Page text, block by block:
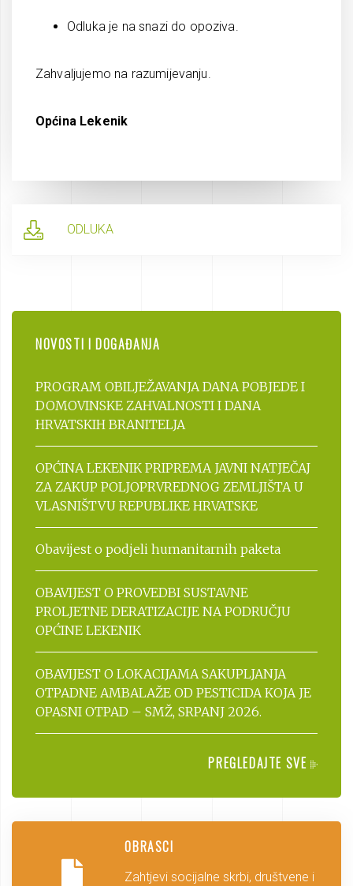
Odluka je na snazi do opoziva.
Zahvaljujemo na razumijevanju.
Općina Lekenik
ODLUKA
NOVOSTI I DOGAĐANJA
PROGRAM OBILJEŽAVANJA DANA POBJEDE I
DOMOVINSKE ZAHVALNOSTI I DANA
HRVATSKIH BRANITELJA
OPĆINA LEKENIK PRIPREMA JAVNI NATJEČAJ
ZA ZAKUP POLJOPRVREDNOG ZEMLJIŠTA U
VLASNIŠTVU REPUBLIKE HRVATSKE
Obavijest o podjeli humanitarnih paketa
OBAVIJEST O PROVEDBI SUSTAVNE
PROLJETNE DERATIZACIJE NA PODRUČJU
OPĆINE LEKENIK
OBAVIJEST O LOKACIJAMA SAKUPLJANJA
OTPADNE AMBALAŽE OD PESTICIDA KOJA JE
OPASNI OTPAD – SMŽ, SRPANJ 2026.
PREGLEDAJTE SVE
OBRASCI
Zahtjevi socijalne skrbi, društvene i